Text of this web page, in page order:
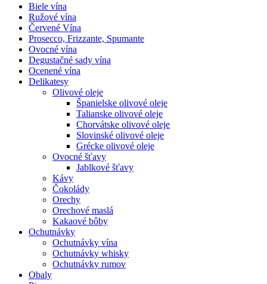
Biele vína
Ružové vína
Červené Vína
Prosecco, Frizzante, Spumante
Ovocné vína
Degustačné sady vína
Ocenené vína
Delikatesy
Olivové oleje
Španielske olivové oleje
Talianske olivové oleje
Chorvátske olivové oleje
Slovinské olivové oleje
Grécke olivové oleje
Ovocné šťavy
Jablkové šťavy
Kávy
Čokolády
Orechy
Orechové maslá
Kakaové bôby
Ochutnávky
Ochutnávky vína
Ochutnávky whisky
Ochutnávky rumov
Obaly